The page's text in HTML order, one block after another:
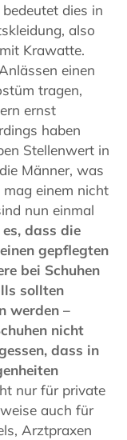
dies in
also
Krawatte.
einen
tragen,
ernst
haben
Stellenwert in
Männer, was
mag einem nicht
nun einmal
dass die
gepflegten
bei Schuhen
sollten
werden –
nicht
dass in
nur für private
auch für
Arztpraxen